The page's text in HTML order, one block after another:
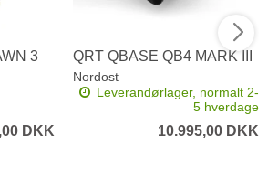
3
DKK
QRT QBASE QB4 MARK III
Nordost
Leverandørlager, normalt 2-
5 hverdage
10.995,00 DKK